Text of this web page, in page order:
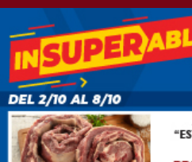
POLICIALES